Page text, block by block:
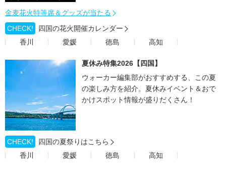
金麦花火特等席＆グッズが当たる
CHECK!
四国の花火開催カレンダー
香川
愛媛 徳島 高知
夏休み特集2026【四国】
ウォーカー編集部がおすすめする、この夏
の楽しみ方を紹介。夏休みイベント＆おで
かけスポット情報が盛りだくさん！
CHECK!
四国の夏祭りはこちら
香川
愛媛 徳島 高知